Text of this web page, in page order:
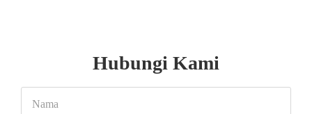
Hubungi Kami